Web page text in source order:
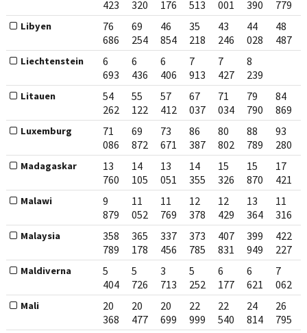
423 320 176 513 001 390 779
Libyen
76
686
69
254
46
854
35
218
43
246
44
028
48
487
Liechtenstein
6
693
6
436
6
406
7
913
7
427
8
239
Litauen
54
262
55
122
57
412
67
037
71
034
79
790
84
869
Luxemburg
71
086
69
872
73
671
86
387
80
802
88
789
93
280
Madagaskar
13
760
14
105
13
051
14
355
15
326
15
870
17
421
Malawi
9
879
11
052
11
769
12
378
12
429
13
364
11
316
Malaysia
358
789
365
178
337
456
373
785
407
831
399
949
422
227
Maldiverna
5
404
5
726
3
713
5
252
6
177
6
621
7
062
Mali
20
368
20
477
20
699
22
999
22
540
24
814
26
795